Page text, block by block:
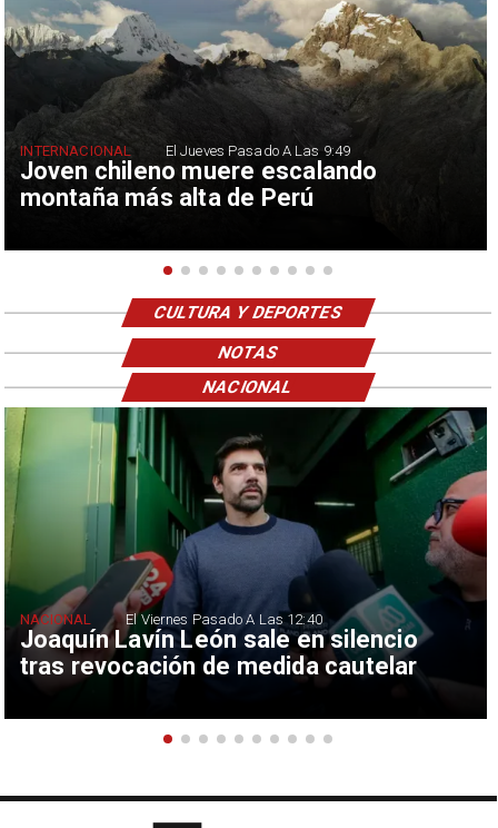
Joven chileno muere escalando
montaña más alta de Perú
INTERNACIONAL El Jueves Pasado A Las 9:49
CULTURA Y DEPORTES
NOTAS
Joaquín Lavín León sale en silencio
tras revocación de medida cautelar
NACIONAL El Viernes Pasado A Las 12:40
NACIONAL